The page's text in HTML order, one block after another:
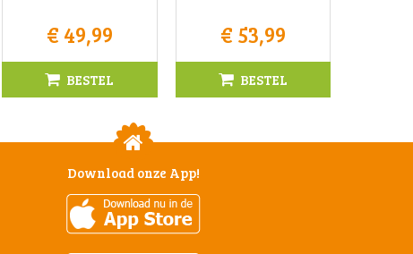
€ 49,99
BESTEL
€ 53,99
BESTEL
Download onze App!